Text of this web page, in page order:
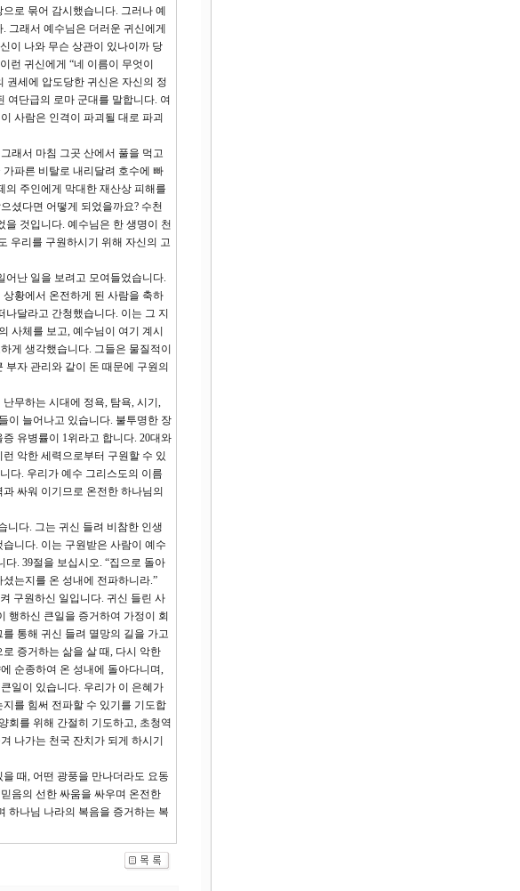
로 묶어 감시했습니다. 그러나 예
그래서 예수님은 더러운 귀신에게
이 나와 무슨 상관이 있나이까 당
런 귀신에게 “네 이름이 무엇이
권세에 압도당한 귀신은 자신의 정
여단급의 로마 군대를 말합니다. 여
사람은 인격이 파괴될 대로 파괴
래서 마침 그곳 산에서 풀을 먹고
파른 비탈로 내리달려 호수에 빠
의 주인에게 막대한 재산상 피해를
셨다면 어떻게 되었을까요? 수천
것입니다. 예수님은 한 생명이 천
우리를 구원하시기 위해 자신의 고
어난 일을 보려고 모여들었습니다.
황에서 온전하게 된 사람을 축하
달라고 간청했습니다. 이는 그 지
사체를 보고, 예수님이 여기 계시
게 생각했습니다. 그들은 물질적이
자 관리와 같이 돈 때문에 구원의
무하는 시대에 정욕, 탐욕, 시기,
이 늘어나고 있습니다. 불투명한 장
유병률이 1위라고 합니다. 20대와
악한 세력으로부터 구원할 수 있
다. 우리가 예수 그리스도의 이름
싸워 이기므로 온전한 하나님의
니다. 그는 귀신 들려 비참한 인생
니다. 이는 구원받은 사람이 예수
. 39절을 보십시오. “집으로 돌아
는지를 온 성내에 전파하니라.”
구원하신 일입니다. 귀신 들린 사
행하신 큰일을 증거하여 가정이 회
통해 귀신 들려 멸망의 길을 가고
증거하는 삶을 살 때, 다시 악한
순종하여 온 성내에 돌아다니며,
일이 있습니다. 우리가 이 은혜가
를 힘써 전파할 수 있기를 기도합
회를 위해 간절히 기도하고, 초청역
나가는 천국 잔치가 되게 하시기
때, 어떤 광풍을 만나더라도 요동
음의 선한 싸움을 싸우며 온전한
하나님 나라의 복음을 증거하는 복